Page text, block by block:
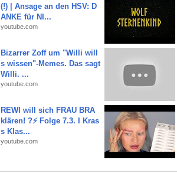
(!) | Ansage an den HSV: D
ANKE für NI...
youtube.com
Bizarrer Zoff um "Willi will
s wissen"-Memes. Das sagt
Willi. ...
youtube.com
REWI will sich FRAU BRA
klären! ?⚡️ Folge 7.3. I Kras
s Klas...
youtube.com